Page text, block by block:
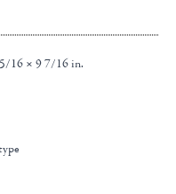
16 × 9 7/16 in.